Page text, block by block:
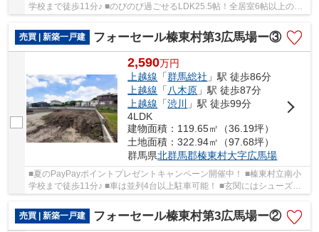
学校まで徒歩11分♪ ■のびのび過ごせるLDK25.5帖！全居室6帖以上の間
取り！ ■人気の「平屋」住宅！太陽光パネル付き♪...
売買 | 新築一戸建
フォーセール榛東村第3広馬場ー③
2,590万円
上越線 「群馬総社 」駅 徒歩86分
上越線 「八木原 」駅 徒歩87分
上越線 「渋川 」駅 徒歩99分
4LDK
建物面積：119.65㎡（36.19坪）
土地面積：322.94㎡（97.68坪）
群馬県北群馬郡榛東村大字広馬場
■夏のPayPayポイントプレゼントキャンペーン開催中！ ■榛東村立南小
学校まで徒歩11分♪ ■車は並列4台以上駐車可能！ ■玄関にはシューズイ
ンクローク完備！ ■全居室南向き＋Wウォークイ...
売買 | 新築一戸建
フォーセール榛東村第3広馬場ー②